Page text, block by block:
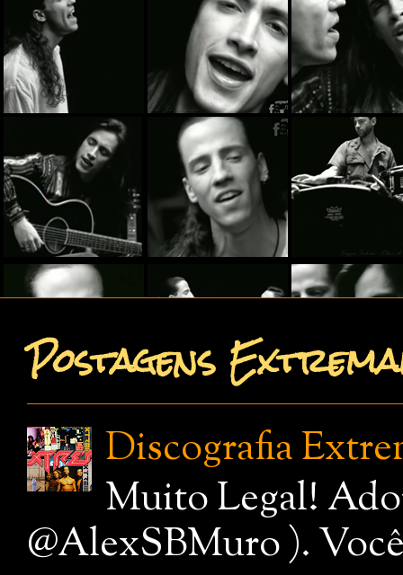
Postagens
Discografia
Muito Legal!
@AlexSBMuro ).